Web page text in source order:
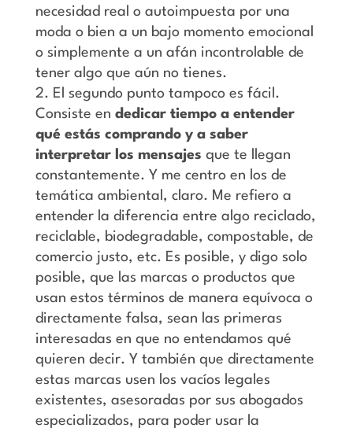
necesidad real o autoimpuesta por una
moda o bien a un bajo momento emocional
o simplemente a un afán incontrolable de
tener algo que aún no tienes.
El segundo punto tampoco es fácil.
Consiste en dedicar tiempo a entender
qué estás comprando y a saber
interpretar los mensajes que te llegan
constantemente. Y me centro en los de
temática ambiental, claro. Me refiero a
entender la diferencia entre algo reciclado,
reciclable, biodegradable, compostable, de
comercio justo, etc. Es posible, y digo solo
posible, que las marcas o productos que
usan estos términos de manera equívoca o
directamente falsa, sean las primeras
interesadas en que no entendamos qué
quieren decir. Y también que directamente
estas marcas usen los vacíos legales
existentes, asesoradas por sus abogados
especializados, para poder usar la